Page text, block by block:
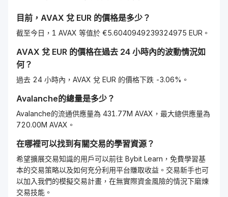
目前， AVAX 兌 EUR 的價格是多少？
截至今日，1 AVAX 等值於 €5.6040949239324975 EUR。
AVAX 兌 EUR 的價格在過去 24 小時內的波動情況如
何？
過去 24 小時內，AVAX 兌 EUR 的價格下跌 -3.06%。
Avalanche的總量是多少？
Avalanche的流通供應量為 431.77M AVAX，最大總供應量為
720.00M AVAX。
在哪裡可以找到有關交易的學習資源？
希望擴展交易知識的用戶可以前往 Bybit Learn，免費學習基
本的交易策略以及如何充分利用平台賺取收益。交易新手也可
以加入我們的模擬交易計畫，在無實際資金風險的情況下磨煉
交易技能。